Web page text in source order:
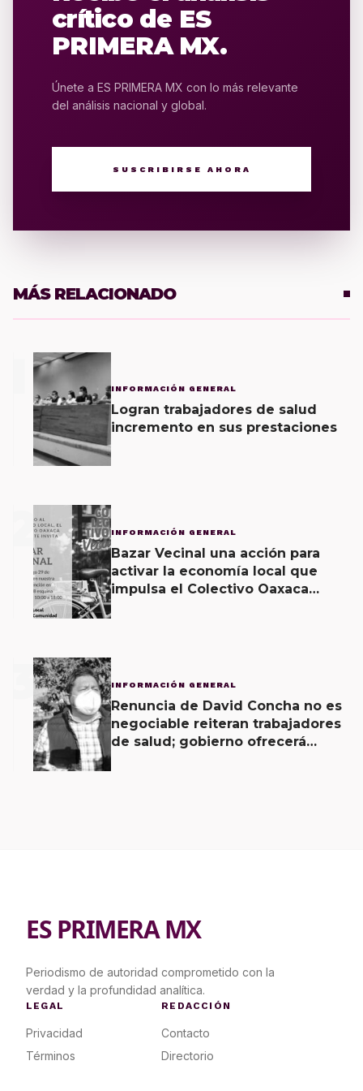
crítico de ES
PRIMERA MX.
Únete a ES PRIMERA MX con lo más relevante
del análisis nacional y global.
SUSCRIBIRSE AHORA
MÁS RELACIONADO
INFORMACIÓN GENERAL
Logran trabajadores de salud
incremento en sus prestaciones
2 INFORMACIÓN GENERAL
Bazar Vecinal una acción para
activar la economía local que
impulsa el Colectivo Oaxaca
3 INFORMACIÓN GENERAL
Renuncia de David Concha no es
negociable reiteran trabajadores
de salud; gobierno ofrecerá
ES PRIMERA MX
Periodismo de autoridad comprometido con la
verdad y la profundidad analítica.
LEGAL
Privacidad
Términos
REDACCIÓN
Contacto
Directorio